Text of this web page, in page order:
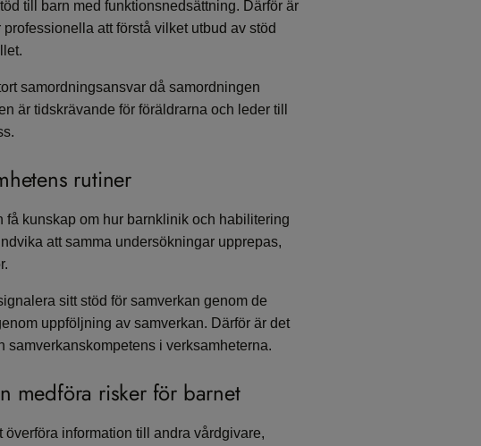
till barn med funktionsnedsättning. Därför är
att förstå vilket utbud av stöd
samordningsansvar då samordningen
är tidskrävande för föräldrarna och leder till
rutiner
kunskap om hur barnklinik och habilitering
att samma undersökningar upprepas,
sitt stöd för samverkan genom de
uppföljning av samverkan. Därför är det
i verksamheterna.
medföra risker för barnet
information till andra vårdgivare,